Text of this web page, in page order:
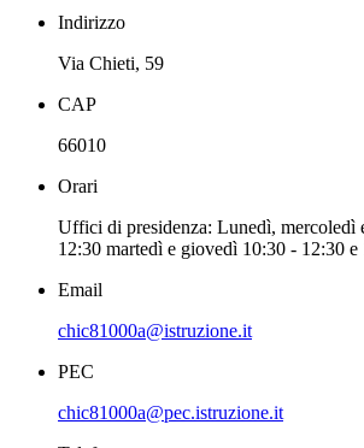
Indirizzo
Via Chieti, 59
CAP
66010
Orari
Uffici di presidenza: Lunedì, mercoledì
12:30 martedì e giovedì 10:30 - 12:30
Email
chic81000a@istruzione.it
PEC
chic81000a@pec.istruzione.it